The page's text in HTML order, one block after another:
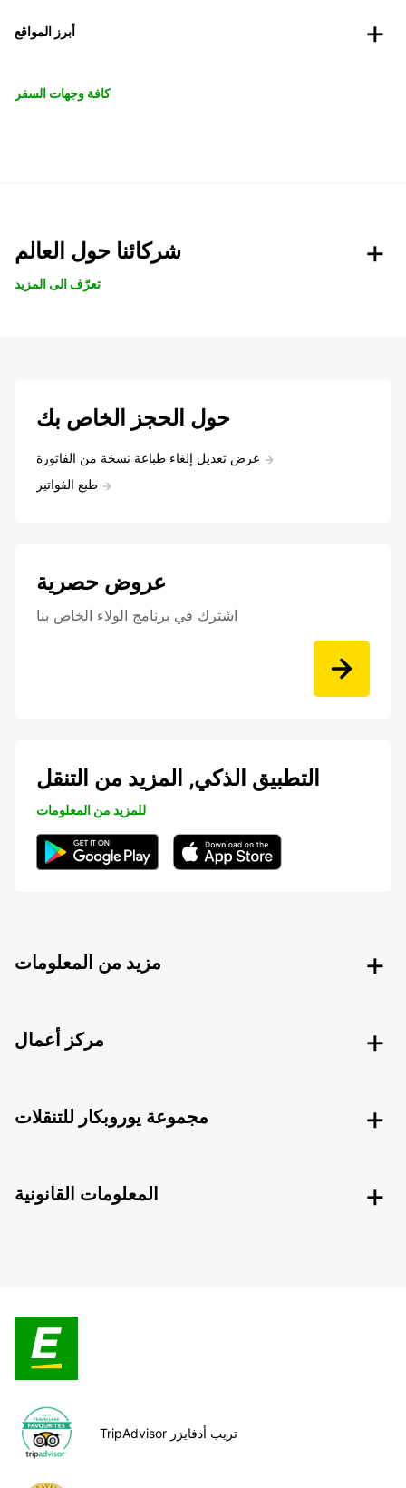
أبرز المواقع
كافة وجهات السفر
شركائنا حول العالم
تعرّف الى المزيد
حول الحجز الخاص بك
عرض تعديل إلغاء طباعة نسخة من الفاتورة
طبع الفواتير
عروض حصرية
اشترك في برنامج الولاء الخاص بنا
التطبيق الذكي, المزيد من التنقل
للمزيد من المعلومات
مزيد من المعلومات
مركز أعمال
مجموعة يوروبكار للتنقلات
المعلومات القانونية
TripAdvisor تريب أدفايزر